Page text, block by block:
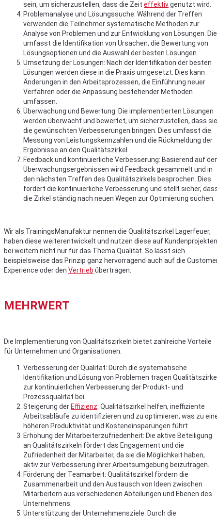
sein, um sicherzustellen, dass die Zeit effektivgenutzt wird.
Problemanalyse und Lösungssuche: Während der Treffen
verwenden die Teilnehmer systematische Methoden zur
Analyse von Problemen und zur Entwicklung von Lösungen.
umfasst die Identifikation von Ursachen, die Bewertung von
Lösungsoptionen und die Auswahl der besten Lösungen.
Umsetzung der Lösungen: Nach der Identifikation der besten
Lösungen werden diese in die Praxis umgesetzt. Dies kann
Änderungen in den Arbeitsprozessen, die Einführung neuer
Verfahren oder die Anpassung bestehender Methoden
umfassen.
Überwachung und Bewertung: Die implementierten Lösungen
werden überwacht und bewertet, um sicherzustellen, dass sie
die gewünschten Verbesserungen bringen. Dies umfasst die
Messung von Leistungskennzahlen und die Rückmeldung der
Ergebnisse an den Qualitätszirkel.
Feedback und kontinuierliche Verbesserung: Basierend auf
Überwachungsergebnissen wird Feedback gesammelt und in
den nächsten Treffen des Qualitätszirkels besprochen. Dies
fördert die kontinuierliche Verbesserung und stellt sicher,
die Zirkel ständig nach neuen Wegen zur Optimierung suchen.
Wir als TrainingsManufaktur nennen die Qualitätszirkel Lagerfeuer,
haben diese weiterentwickelt und nutzen diese auf Kundenprojekten
bei weitem nicht nur für das Thema Qualität. So lässt sich
beispielsweise das Prinzip ganz hervorragend auch auf die
Experience oder den Vertrieb übertragen.
MEHRWERT
Die Implementierung von Qualitätszirkeln bietet zahlreiche Vorteile
für Unternehmen und Organisationen:
Verbesserung der Qualität: Durch die systematische
Identifikation und Lösung von Problemen tragen
zur kontinuierlichen Verbesserung der Produkt- und
Prozessqualität bei.
Steigerung der Effizienz: Qualitätszirkel helfen, ineffiziente
Arbeitsabläufe zu identifizieren und zu optimieren, was zu
höheren Produktivität und Kosteneinsparungen führt.
Erhöhung der Mitarbeiterzufriedenheit: Die aktive Beteiligung
an Qualitätszirkeln fördert das Engagement und die
Zufriedenheit der Mitarbeiter, da sie die Möglichkeit haben,
aktiv zur Verbesserung ihrer Arbeitsumgebung beizutragen.
Förderung der Teamarbeit: Qualitätszirkel fördern die
Zusammenarbeit und den Austausch von Ideen zwischen
Mitarbeitern aus verschiedenen Abteilungen und Ebenen des
Unternehmens.
Unterstützung der Unternehmensziele: Durch die